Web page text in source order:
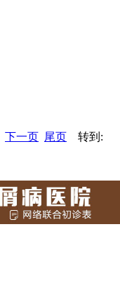
下一页 尾页 转到: